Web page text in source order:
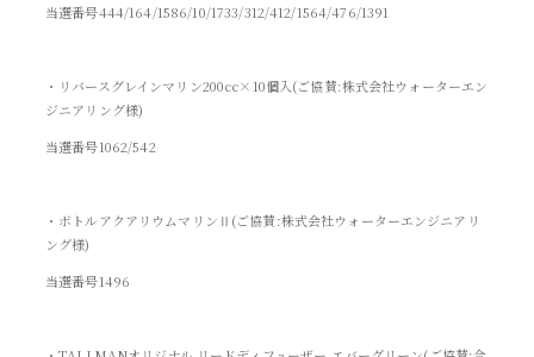
当選番号444/164/1586/10/1733/312/412/1564/476/1391
・リバースグレインマリン200cc×10個入(ご協賛:株式会社ウォーターエン
ジニアリング様)
当選番号1062/542
・ボトルアクアリウムマリンⅡ(ご協賛:株式会社ウォーターエンジニアリ
ング様)
当選番号1496